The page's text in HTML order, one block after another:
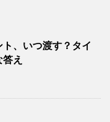
、いつ渡す？タイ
え